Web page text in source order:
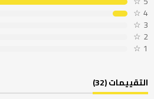
4
☆
3
☆
2
☆
1
☆
التقييمات (32)